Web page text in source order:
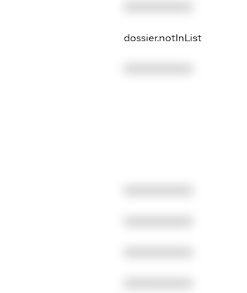
dossier.notInList